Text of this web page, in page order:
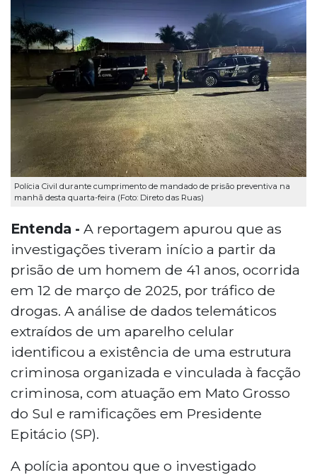
Polícia Civil durante cumprimento de mandado de prisão preventiva na
manhã desta quarta-feira (Foto: Direto das Ruas)
Entenda - A reportagem apurou que as
investigações tiveram início a partir da
prisão de um homem de 41 anos, ocorrida
em 12 de março de 2025, por tráfico de
drogas. A análise de dados telemáticos
extraídos de um aparelho celular
identificou a existência de uma estrutura
criminosa organizada e vinculada à facção
criminosa, com atuação em Mato Grosso
do Sul e ramificações em Presidente
Epitácio (SP).
A polícia apontou que o investigado